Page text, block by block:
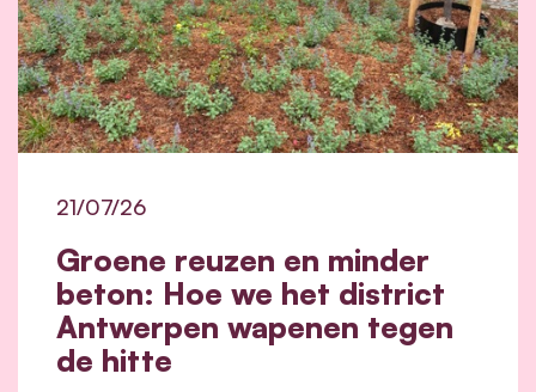
Groene reuzen en minder
beton: Hoe we het district
Antwerpen wapenen tegen
de hitte
21/07/26